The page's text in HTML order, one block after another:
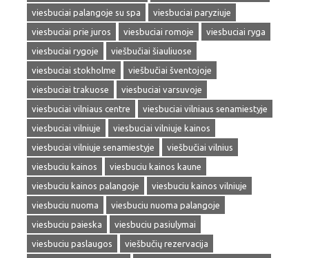
viesbuciai palangoje su spa
viesbuciai paryziuje
viesbuciai prie juros
viesbuciai romoje
viesbuciai ryga
viesbuciai rygoje
viešbučiai šiauliuose
viesbuciai stokholme
viešbučiai šventojoje
viesbuciai trakuose
viesbuciai varsuvoje
viesbuciai vilniaus centre
viesbuciai vilniaus senamiestyje
viesbuciai vilniuje
viesbuciai vilniuje kainos
viesbuciai vilniuje senamiestyje
viešbučiai vilnius
viesbuciu kainos
viesbuciu kainos kaune
viesbuciu kainos palangoje
viesbuciu kainos vilniuje
viesbuciu nuoma
viesbuciu nuoma palangoje
viesbuciu paieska
viesbuciu pasiulymai
viesbuciu paslaugos
viešbučių rezervacija